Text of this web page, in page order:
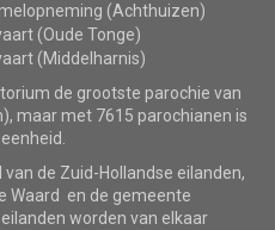
(Achthuizen)
(Oude Tonge)
(Middelharnis)
de grootste parochie van
maar met 7615 parochianen is
de Zuid-Hollandse eilanden,
Waard en de gemeente
worden van elkaar